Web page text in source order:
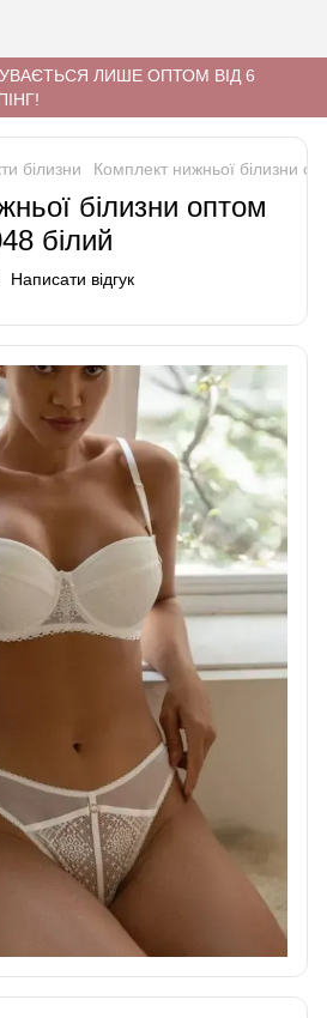
ЛИШЕ ОПТОМ ВІД 6
білизни Комплект нижньої білизни
білизни оптом
білий
Написати відгук